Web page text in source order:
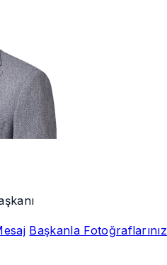
Başkanla Fotoğraflarınız